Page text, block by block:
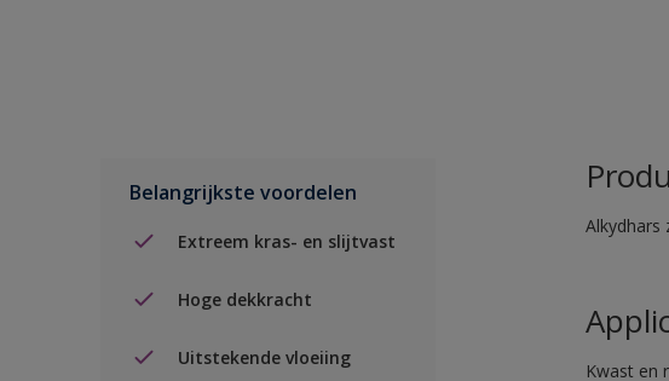
Belangrijkste voordelen
Extreem kras- en slijtvast
Hoge dekkracht
Uitstekende vloeiing
Alkydhars
Kwast en